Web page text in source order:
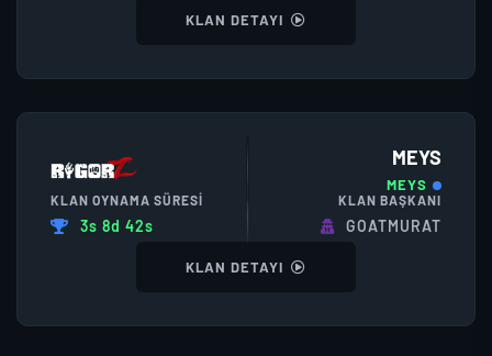
KLAN DETAYI
MEYS
MEYS
KLAN OYNAMA SÜRESI
3s 8d 42s
KLAN BAŞKANI
GOATMURAT
KLAN DETAYI